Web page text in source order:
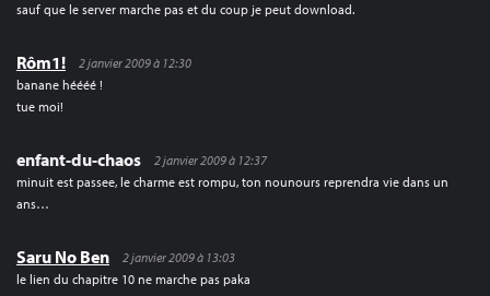
sauf que le server marche pas et du coup je peut download.
Rôm1!
2 janvier 2009 à 12:30
banane héééé !
tue moi!
enfant-du-chaos
2 janvier 2009 à 12:37
minuit est passee, le charme est rompu, ton nounours reprendra vie dans un
ans…
Saru No Ben
2 janvier 2009 à 13:03
le lien du chapitre 10 ne marche pas paka